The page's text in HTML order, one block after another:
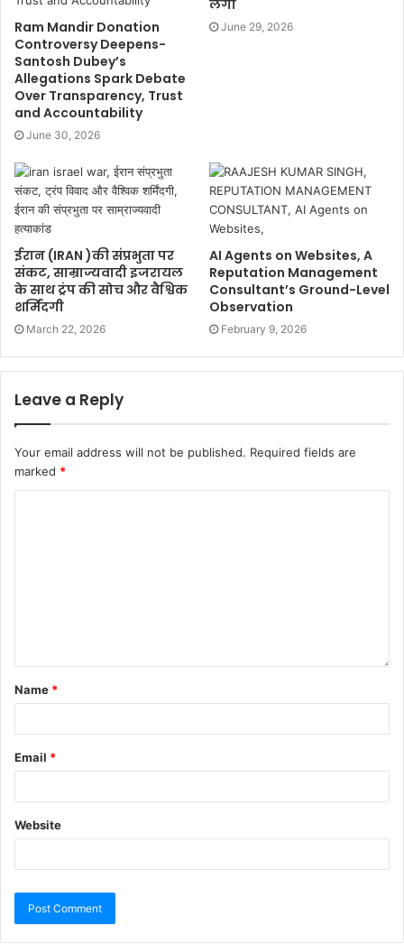
Ram Mandir Donation
Controversy Deepens-
Santosh Dubey’s
Allegations Spark Debate
Over Transparency, Trust
and Accountability
June 30, 2026
लगी
June 29, 2026
ईरान (IRAN )की संप्रभुता पर
संकट, साम्राज्यवादी इजरायल
के साथ ट्रंप की सोच और वैश्विक
शर्मिंदगी
March 22, 2026
AI Agents on Websites, A
Reputation Management
Consultant’s Ground-Level
Observation
February 9, 2026
Leave a Reply
Your email address will not be published. Required fields are
marked *
Name *
Email *
Website